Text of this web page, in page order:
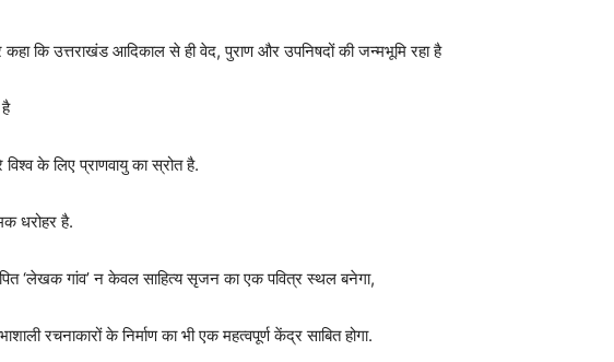
कि उत्तराखंड आदिकाल से ही वेद, पुराण और उपनिषदों की जन्मभूमि रहा है
के लिए प्राणवायु का स्रोत है.
धरोहर है.
‘लेखक गांव’ न केवल साहित्य सृजन का एक पवित्र स्थल बनेगा,
रचनाकारों के निर्माण का भी एक महत्वपूर्ण केंद्र साबित होगा.